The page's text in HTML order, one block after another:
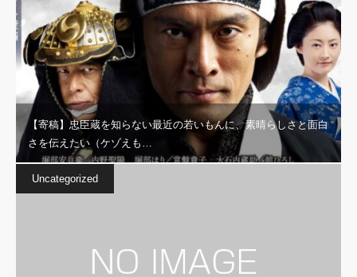
【寄稿】忠臣蔵を知らない最近の若いもんに、素晴らしさと面白
さを伝えたい（ケゾえも…
Uncategorized